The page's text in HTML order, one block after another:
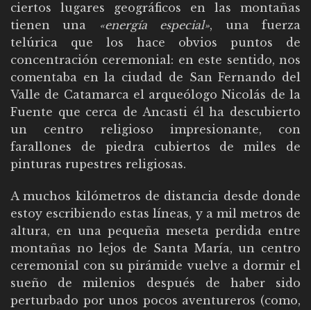
ciertos lugares geográficos en las montañas
tienen una
«energía especial», una fuerza
telúrica que los hace obvios puntos de
concentración ceremonial: en este sentido, nos
comentaba en la ciudad de San Fernando del
Valle de Catamarca el arqueólogo Nicolás de la
Fuente que cerca de Ancasti él ha descubierto
un centro religioso impresionante, con
farallones de piedra cubiertos de miles de
pinturas rupestres religiosas.
A muchos kilómetros de distancia desde donde
estoy escribiendo estas líneas, y a mil metros de
altura, en una pequeña meseta perdida entre
montañas no lejos de Santa María, un centro
ceremonial con su pirámide vuelve a dormir el
sueño de milenios después de haber sido
perturbado por unos pocos aventureros (como,